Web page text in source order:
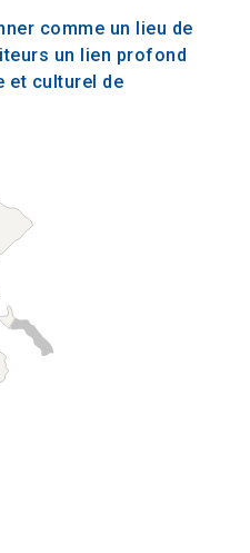
comme un lieu de
un lien profond
et culturel de